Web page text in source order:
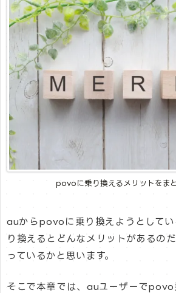
povoに乗り換えるメリットをま
auからpovoに乗り換えようとして
り換えるとどんなメリットがあるの
っているかと思います。
そこで本章では、auユーザーでpovo